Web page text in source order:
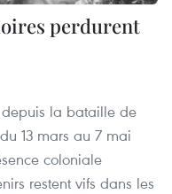
perdurent
depuis la bataille de
13 mars au 7 mai
coloniale
restent vifs dans les